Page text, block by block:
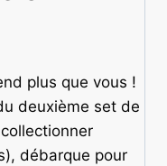
plus que vous !
deuxième set de
débarque pour